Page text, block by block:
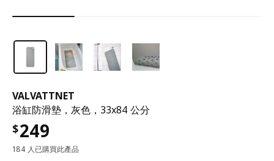
VALVATTNET
浴缸防滑墊，灰色，33x84 公分
$249
184 人已購買此產品